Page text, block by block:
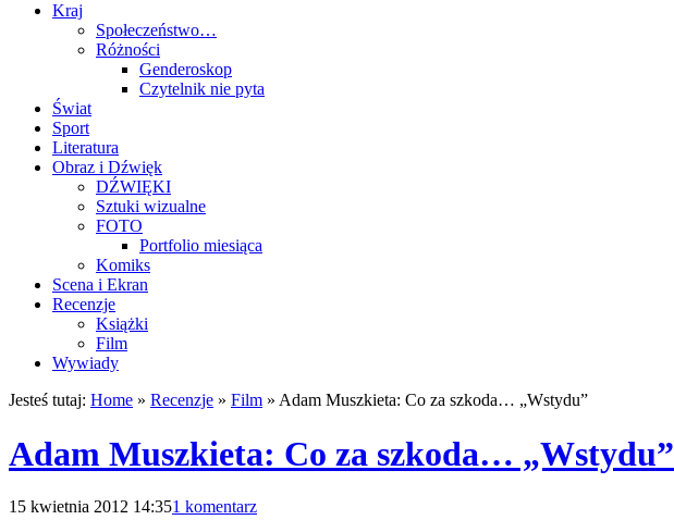
Kraj
Społeczeństwo…
Różności
Genderoskop
Czytelnik nie pyta
Świat
Sport
Literatura
Obraz i Dźwięk
DŹWIĘKI
Sztuki wizualne
FOTO
Portfolio miesiąca
Komiks
Scena i Ekran
Recenzje
Książki
Film
Wywiady
Jesteś tutaj: Home » Recenzje » Film » Adam Muszkieta: Co za szkoda… „Wstydu”
Adam Muszkieta: Co za szkoda… „Wstydu”
15 kwietnia 2012 14:351 komentarz